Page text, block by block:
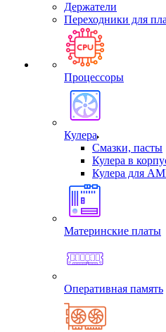
Держатели
Переходники для
Процессоры
Кулера
Смазки, пасты
Кулера в
Кулера для
Материнские платы
Оперативная память